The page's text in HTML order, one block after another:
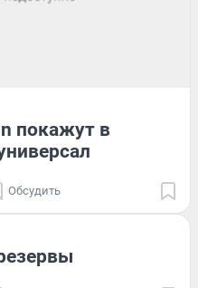
покажут в
Обсудить